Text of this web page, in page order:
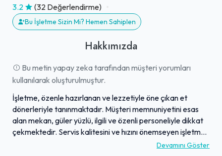
3.2 (32 Değerlendirme)
Bu İşletme Sizin Mi? Hemen Sahiplen
Hakkımızda
Bu metin yapay zeka tarafından müşteri yorumları
kullanılarak oluşturulmuştur.
İşletme, özenle hazırlanan ve lezzetiyle öne çıkan et
dönerleriyle tanınmaktadır. Müşteri memnuniyetini esas
alan mekan, güler yüzlü, ilgili ve özenli personeliyle dikkat
çekmektedir. Servis kalitesini ve hızını önemseyen işletme,
misafirlerine genel olarak hızlı ve keyifli bir deneyimDevamını Göster